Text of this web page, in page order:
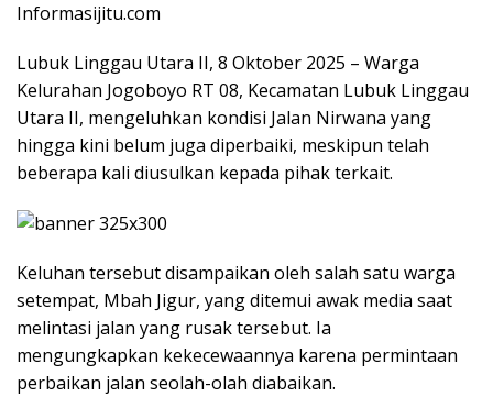
Informasijitu.com
Lubuk Linggau Utara II, 8 Oktober 2025 – Warga
Kelurahan Jogoboyo RT 08, Kecamatan Lubuk Linggau
Utara II, mengeluhkan kondisi Jalan Nirwana yang
hingga kini belum juga diperbaiki, meskipun telah
beberapa kali diusulkan kepada pihak terkait.
Keluhan tersebut disampaikan oleh salah satu warga
setempat, Mbah Jigur, yang ditemui awak media saat
melintasi jalan yang rusak tersebut. Ia
mengungkapkan kekecewaannya karena permintaan
perbaikan jalan seolah-olah diabaikan.